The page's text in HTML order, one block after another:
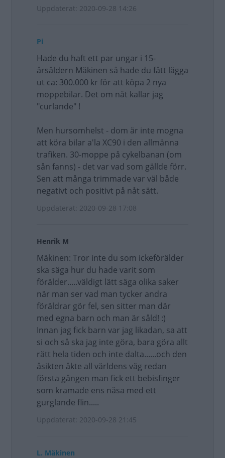
Uppdaterat: 2020-09-28 14:26
Pi
Hade du haft ett par ungar i 15-
årsåldern Mäkinen så hade du fått lägga
ut ca: 300.000 kr för att köpa 2 nya
moppebilar. Det om nåt kallar jag
"curlande" !
Men hursomhelst - dom är inte mogna
att köra bilar a'la XC90 i den allmänna
trafiken. 30-moppe på cykelbanan (om
sån fanns) - det var vad som gällde förr.
Sen att många trimmade var väl både
negativt och positivt på nåt sätt.
Uppdaterat: 2020-09-28 17:08
Henrik M
Mäkinen: Tror inte du som ickeförälder
ska säga hur du hade varit som
förälder.....väldigt lätt säga olika saker
när man ser vad man tycker andra
föräldrar gör fel, sen sitter man där
med egna barn och man är såld! :)
Innan jag fick barn var jag likadan, sa att
si och så ska jag inte göra, bara göra allt
rätt hela tiden och inte dalta......och den
åsikten åkte all världens väg redan
första gången man fick ett bebisfinger
som kramade ens näsa med ett
gurglande flin.....
Uppdaterat: 2020-09-28 21:45
L. Mäkinen